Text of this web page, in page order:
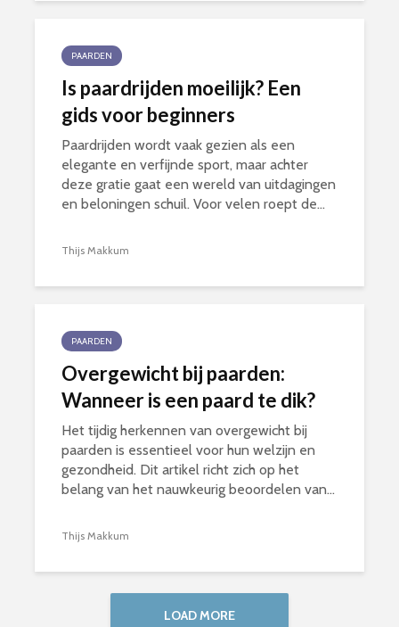
PAARDEN
Is paardrijden moeilijk? Een
gids voor beginners
Paardrijden wordt vaak gezien als een
elegante en verfijnde sport, maar achter
deze gratie gaat een wereld van uitdagingen
en beloningen schuil. Voor velen roept de...
Thijs Makkum
PAARDEN
Overgewicht bij paarden:
Wanneer is een paard te dik?
Het tijdig herkennen van overgewicht bij
paarden is essentieel voor hun welzijn en
gezondheid. Dit artikel richt zich op het
belang van het nauwkeurig beoordelen van...
Thijs Makkum
LOAD MORE